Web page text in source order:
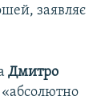
заявляє
Дмитро